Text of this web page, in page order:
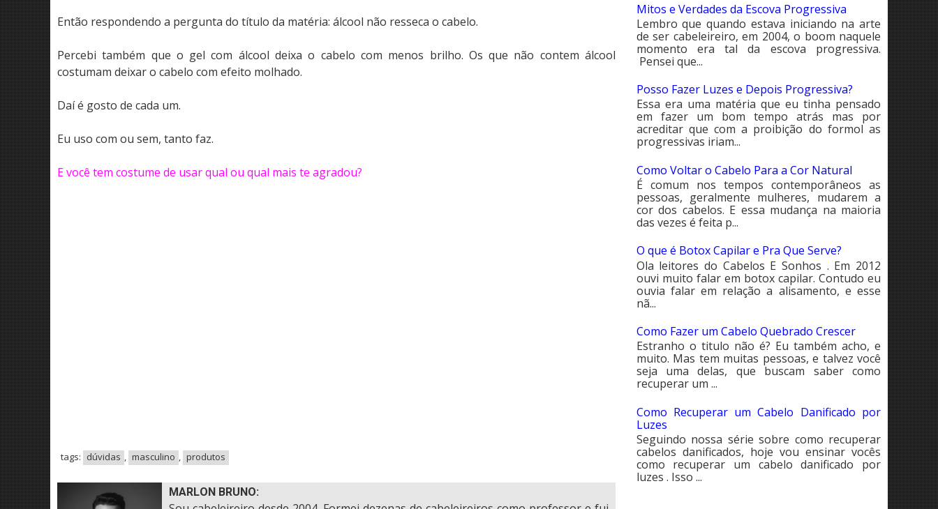
Então respondendo a pergunta do título da matéria: álcool não resseca o cabelo.
Percebi também que o gel com álcool deixa o cabelo com menos brilho. Os que não contem álcool
costumam deixar o cabelo com efeito molhado.
Daí é gosto de cada um.
Eu uso com ou sem, tanto faz.
E você tem costume de usar qual ou qual mais te agradou?
tags: dúvidas , masculino , produtos
MARLON BRUNO:
Mitos e Verdades da Escova Progressiva
Lembro que quando estava iniciando na arte
de ser cabeleireiro, em 2004, o boom naquele
momento era tal da escova progressiva.
Pensei que...
Posso Fazer Luzes e Depois Progressiva?
Essa era uma matéria que eu tinha pensado
em fazer um bom tempo atrás mas por
acreditar que com a proibição do formol as
progressivas iriam...
Como Voltar o Cabelo Para a Cor Natural
É comum nos tempos contemporâneos as
pessoas, geralmente mulheres, mudarem a
cor dos cabelos. E essa mudança na maioria
das vezes é feita p...
O que é Botox Capilar e Pra Que Serve?
Ola leitores do Cabelos E Sonhos . Em 2012
ouvi muito falar em botox capilar. Contudo eu
ouvia falar em relação a alisamento, e esse
nã...
Como Fazer um Cabelo Quebrado Crescer
Estranho o titulo não é? Eu também acho, e
muito. Mas tem muitas pessoas, e talvez você
seja uma delas, que buscam saber como
recuperar um ...
Como Recuperar um Cabelo Danificado por
Luzes
Seguindo nossa série sobre como recuperar
cabelos danificados, hoje vou ensinar vocês
como recuperar um cabelo danificado por
luzes . Isso ...